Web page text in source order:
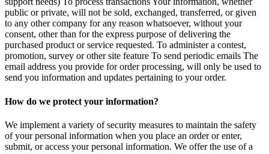
public or private, will not be sold, exchanged, transferred, or given
to any other company for any reason whatsoever, without your
consent, other than for the express purpose of delivering the
purchased product or service requested. To administer a contest,
promotion, survey or other site feature To send periodic emails The
email address you provide for order processing, will only be used to
send you information and updates pertaining to your order.
How do we protect your information?
We implement a variety of security measures to maintain the safety
of your personal information when you place an order or enter,
submit, or access your personal information. We offer the use of a